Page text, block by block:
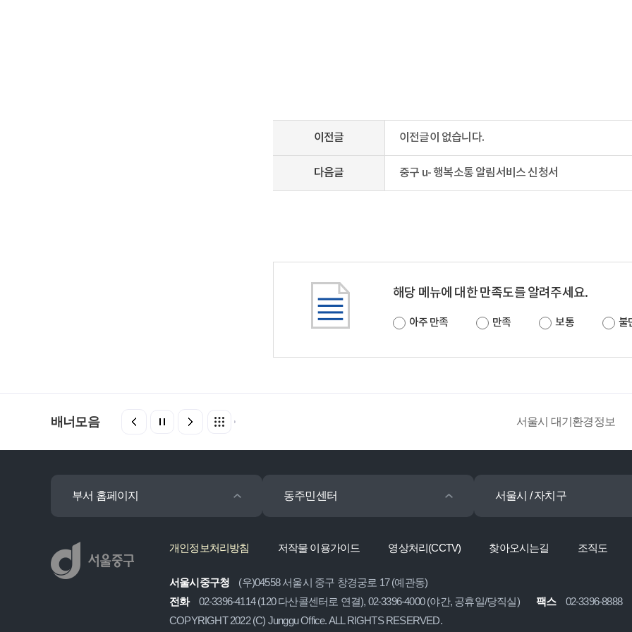
이전글 이전글이 없습니다.
다음글 중구 u- 행복소통 알림서비스 신청서
해당 메뉴에 대한 만족도를 알려주세요.
아주 만족 만족 보통 불
배너모음 서울시 대기환경정보
부서 홈페이지 동주민센터 서울시 / 자치구
개인정보처리방침 저작물 이용가이드 영상처리(CCTV) 찾아오시는길 조직도
서울시중구청
(우)04558 서울시 중구 창경궁로 17 (예관동)
전화
02-3396-4114 (120 다산콜센터로 연결), 02-3396-4000 (야간, 공휴일/당직실) 팩스
02-3396-8888
COPYRIGHT 2022 (C) Junggu Office. ALL RIGHTS RESERVED.